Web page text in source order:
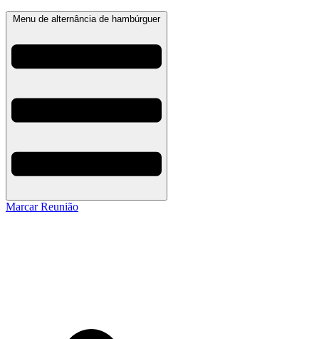
Menu de alternância de hambúrguer
Marcar Reunião